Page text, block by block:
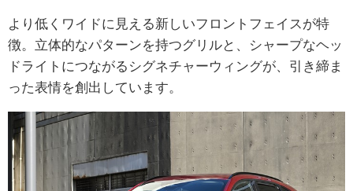
より低くワイドに見える新しいフロントフェイスが特
徴。立体的なパターンを持つグリルと、シャープなヘッ
ドライトにつながるシグネチャーウィングが、引き締ま
った表情を創出しています。